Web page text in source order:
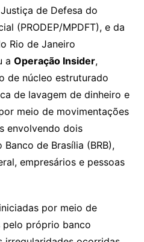
de Defesa do
(PRODEP/MPDFT), e da
Rio de Janeiro
a Operação Insider,
de núcleo estruturado
de lavagem de dinheiro e
meio de movimentações
envolvendo dois
de Brasília (BRB),
empresários e pessoas
por meio de
pelo próprio banco